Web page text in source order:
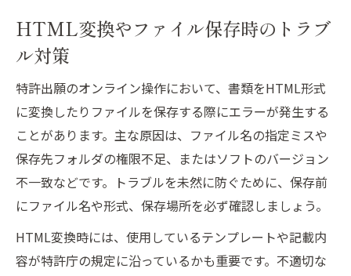
HTML変換やファイル保存時のトラブ
ル対策
特許出願のオンライン操作において、書類をHTML形式
に変換したりファイルを保存する際にエラーが発生する
ことがあります。主な原因は、ファイル名の指定ミスや
保存先フォルダの権限不足、またはソフトのバージョン
不一致などです。トラブルを未然に防ぐために、保存前
にファイル名や形式、保存場所を必ず確認しましょう。
HTML変換時には、使用しているテンプレートや記載内
容が特許庁の規定に沿っているかも重要です。不適切な